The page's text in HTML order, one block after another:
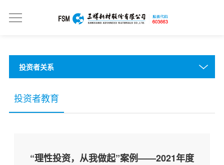
投资者关系
投资者教育
“理性投资，从我做起”案例——2021年度